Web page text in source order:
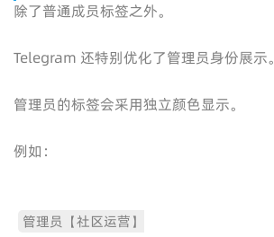
除了普通成员标签之外。
Telegram 还特别优化了管理员身份展示。
管理员的标签会采用独立颜色显示。
例如：
管理员【社区运营】